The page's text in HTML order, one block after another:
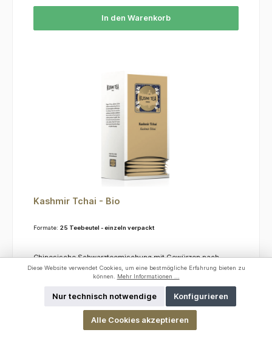
In den Warenkorb
Kashmir Tchai - Bio
Formate: 25 Teebeutel - einzeln verpackt
Chinesische Schwarzteemischung mit Gewürzen nach
einem traditionellen Rezept aus Nepal. Die
verdauungsfördernden Eigenschaften der enthaltenen
enthält ca. 3,5 % Koffein.ZutatenSchwarzer Tee, Gewürze,
natürliches Aroma
11,25 €*
Diese Website verwendet Cookies, um eine bestmögliche Erfahrung bieten zu
können.
Mehr Informationen ...
Nur technisch notwendige Konfigurieren
Alle Cookies akzeptieren